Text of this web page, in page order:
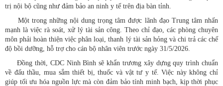
trị nội bộ cũng như đảm bảo an ninh y tế trên địa bàn tỉnh.
Một trong những nội dung trọng tâm được lãnh đạo Trung tâm nhấn
mạnh là việc rà soát, xử lý tài sản công. Theo chỉ đạo, các phòng chuyên
môn phải hoàn thiện việc phân loại, thanh lý tài sản hỏng và chi trả các chế
độ bồi dưỡng, hỗ trợ cho cán bộ nhân viên trước ngày 31/5/2026.
Đồng thời, CDC Ninh Bình sẽ khẩn trương xây dựng quy trình chuẩn
về đấu thầu, mua sắm thiết bị, thuốc và vật tư y tế. Việc này không chỉ
giúp tối ưu hóa nguồn lực mà còn đảm bảo tính minh bạch, kịp thời phục